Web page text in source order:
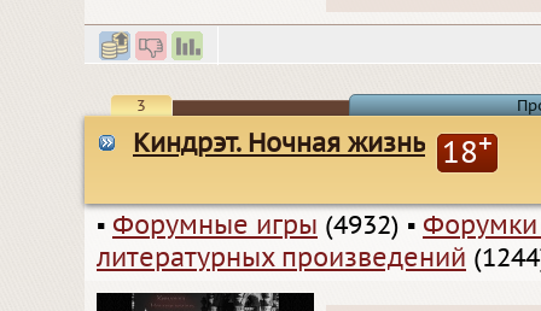
3
Киндрэт. Ночная жизнь 18+
▪ Форумные игры (4932) ▪
литературных произведений